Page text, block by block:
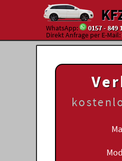
WhatsApp: 0157 - 849
Direkt Anfrage per E-Mail: